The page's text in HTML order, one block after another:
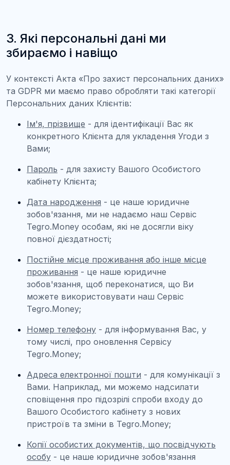
3. Які персональні дані ми
збираємо і навіщо
У контексті Акта «Про захист персональних даних»
та GDPR ми маємо право обробляти такі категорії
Персональних даних Клієнтів:
Ім'я, прізвище - для ідентифікації Вас як
конкретного Клієнта для укладення Угоди з
Вами;
Пароль - для захисту Вашого Особистого
кабінету Клієнта;
Дата народження - це наше юридичне
зобов'язання, ми не надаємо наш Сервіс
Tegro.Money особам, які не досягли віку
повної дієздатності;
Постійне місце проживання або інше місце
проживання - це наше юридичне
зобов'язання, щоб переконатися, що Ви
можете використовувати наш Сервіс
Tegro.Money;
Номер телефону - для інформування Вас, у
тому числі, про оновлення Сервісу
Tegro.Money;
Адреса електронної пошти - для комунікації з
Вами. Наприклад, ми можемо надсилати
сповіщення про підозрілі спроби входу до
Вашого Особистого кабінету з нових
пристроїв та зміни в Tegro.Money;
Копії особистих документів, що посвідчують
особу - це наше юридичне зобов'язання